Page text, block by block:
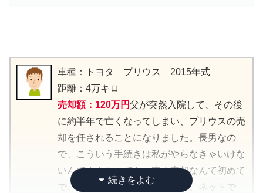
円前後かなって思ってたんです。だって10年
落ちでしょ？でも、いざ査定してみると、な
んと140万円という驚きの査定額が！他社さ
んは90万円と110万円。やっぱり買取店によ
って結構差があるんですね。父のこだわり
で、メンテナンス記録はきちんと残ってい
て、4万キロという走行距離の少なさも評価
されたみたいです。確かにホイールに小さな
傷はあるものの、内装外装ともにかなり綺麗
車種：トヨタ プリウス 2015年式
距離：4万キロ
売却額：120万円父が突然入院して、その後
に約半年で亡くなってしまい、プリウスの売
却を任されることになりました。長男なの
で、こういう手続きは私がやらなきゃいけな
いんですよね。でも、車の売却なんて初めて
で、最初は本当に戸惑いました。ネットで